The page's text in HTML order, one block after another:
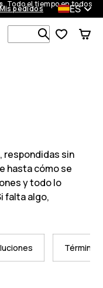
Todo el tiempo en todos
Mis pedidos ES
Busca en
respondidas sin
hasta cómo se
y todo lo
falta algo,